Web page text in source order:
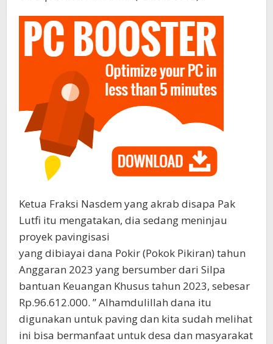
Ketua Fraksi Nasdem yang akrab disapa Pak
Lutfi itu mengatakan, dia sedang meninjau
proyek pavingisasi
yang dibiayai dana Pokir (Pokok Pikiran) tahun
Anggaran 2023 yang bersumber dari Silpa
bantuan Keuangan Khusus tahun 2023, sebesar
Rp.96.612.000. ” Alhamdulillah dana itu
digunakan untuk paving dan kita sudah melihat
ini bisa bermanfaat untuk desa dan masyarakat